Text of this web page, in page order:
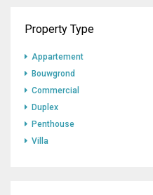
Property Type
Appartement
Bouwgrond
Commercial
Duplex
Penthouse
Villa